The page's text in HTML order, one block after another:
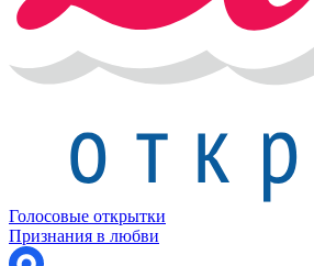
Голосовые открытки
Признания в любви